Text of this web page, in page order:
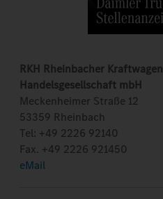
RKH Rheinbacher Kraftwagen
Handelsgesellschaft mbH
Meckenheimer Straße 12
53359 Rheinbach
Tel: +49 2226 92140
Fax. +49 2226 921450
eMail